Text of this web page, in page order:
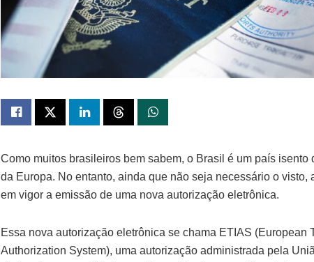
Como muitos brasileiros bem sabem, o Brasil é um país isento
da Europa. No entanto, ainda que não seja necessário o visto,
em vigor a emissão de uma nova autorização eletrônica.
Essa nova autorização eletrônica se chama ETIAS (European
Authorization System), uma autorização administrada pela